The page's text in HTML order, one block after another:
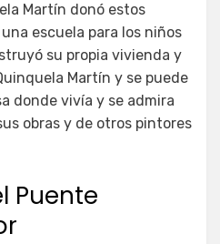
Martín donó estos
escuela para los niños
su propia vivienda y
Martín y se puede
donde vivía y se admira
obras y de otros pintores
Puente